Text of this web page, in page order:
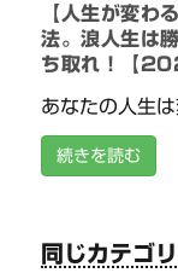
【人生が変わ
法。浪人生は
ち取れ！【
あなたの人生
続きを読む
同じカテゴ